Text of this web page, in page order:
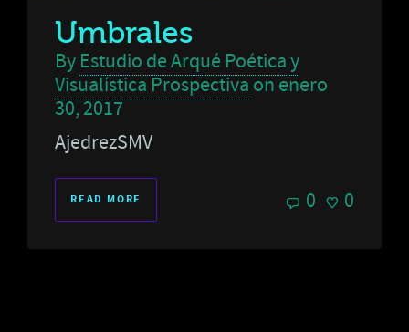
Umbrales
By Estudio de Arqué Poética y
Visualística Prospectiva on enero
30, 2017
AjedrezSMV
READ MORE 0 0